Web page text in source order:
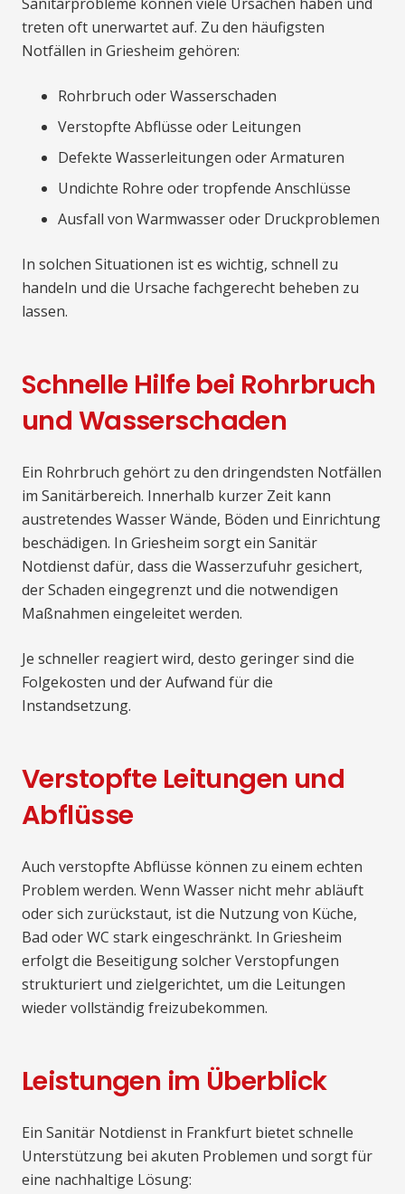
treten oft unerwartet auf. Zu den häufigsten
Notfällen in Griesheim gehören:
Rohrbruch oder Wasserschaden
Verstopfte Abflüsse oder Leitungen
Defekte Wasserleitungen oder Armaturen
Undichte Rohre oder tropfende Anschlüsse
Ausfall von Warmwasser oder Druckproblemen
In solchen Situationen ist es wichtig, schnell zu
handeln und die Ursache fachgerecht beheben zu
lassen.
Schnelle Hilfe bei Rohrbruch
und Wasserschaden
Ein Rohrbruch gehört zu den dringendsten Notfällen
im Sanitärbereich. Innerhalb kurzer Zeit kann
austretendes Wasser Wände, Böden und Einrichtung
beschädigen. In Griesheim sorgt ein Sanitär
Notdienst dafür, dass die Wasserzufuhr gesichert,
der Schaden eingegrenzt und die notwendigen
Maßnahmen eingeleitet werden.
Je schneller reagiert wird, desto geringer sind die
Folgekosten und der Aufwand für die
Instandsetzung.
Verstopfte Leitungen und
Abflüsse
Auch verstopfte Abflüsse können zu einem echten
Problem werden. Wenn Wasser nicht mehr abläuft
oder sich zurückstaut, ist die Nutzung von Küche,
Bad oder WC stark eingeschränkt. In Griesheim
erfolgt die Beseitigung solcher Verstopfungen
strukturiert und zielgerichtet, um die Leitungen
wieder vollständig freizubekommen.
Leistungen im Überblick
Ein Sanitär Notdienst in Frankfurt bietet schnelle
Unterstützung bei akuten Problemen und sorgt für
eine nachhaltige Lösung: